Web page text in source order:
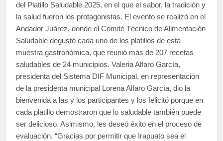
del Platillo Saludable 2025, en el que el sabor, la tradición y
la salud fueron los protagonistas. El evento se realizó en el
Andador Juárez, donde el Comité Técnico de Alimentación
Saludable degustó cada uno de los platillos de esta
muestra gastronómica, que reunió más de 207 recetas
saludables de 24 municipios. Valeria Alfaro García,
presidenta del Sistema DIF Municipal, en representación
de la presidenta municipal Lorena Alfaro García, dio la
bienvenida a las y los participantes y los felicitó porque en
cada platillo demostraron que lo saludable también puede
ser delicioso. Asimismo, les deseó éxito en el proceso de
evaluación. “Gracias por permitir que Irapuato sea el